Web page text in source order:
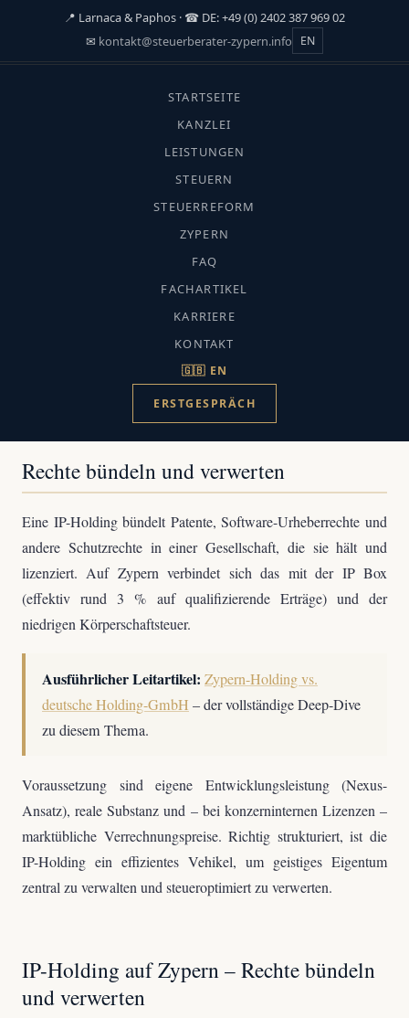
📍 Larnaca & Paphos · ☎ DE: +49 (0) 2402 387 969 02
✉ kontakt@steuerberater-zypern.info EN
STARTSEITE
KANZLEI
LEISTUNGEN
STEUERN
STEUERREFORM
ZYPERN
FAQ
FACHARTIKEL
KARRIERE
KONTAKT
🇬🇧 EN
ERSTGESPRÄCH
START
›
Holdingstrukturen
HOLDINGSTRUKTUREN
IP Holding Zypern
CMC-Fachredaktion · Aktualisiert: Juli
2026 · Lesezeit ca. 10 Min.
Rechte bündeln und verwerten
Eine IP-Holding bündelt Patente, Software-Urheberrechte und
andere Schutzrechte in einer Gesellschaft, die sie hält und
lizenziert. Auf Zypern verbindet sich das mit der IP Box
(effektiv rund 3 % auf qualifizierende Erträge) und der
niedrigen Körperschaftsteuer.
Ausführlicher Leitartikel: Zypern-Holding vs.
deutsche Holding-GmbH – der vollständige Deep-Dive
zu diesem Thema.
Voraussetzung sind eigene Entwicklungsleistung (Nexus-
Ansatz), reale Substanz und – bei konzerninternen Lizenzen –
marktübliche Verrechnungspreise. Richtig strukturiert, ist die
IP-Holding ein effizientes Vehikel, um geistiges Eigentum
zentral zu verwalten und steueroptimiert zu verwerten.
IP-Holding auf Zypern – Rechte bündeln
und verwerten